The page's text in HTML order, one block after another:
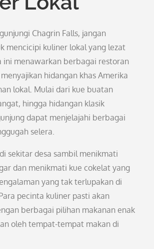
Chagrin Falls, jangan
mencicipi kuliner lokal yang lezat
ini menawarkan berbagai restoran
hidangan khas Amerika
lokal. Mulai dari kue buatan
hingga hidangan klasik
dapat menjelajahi berbagai
selera.
sekitar desa sambil menikmati
dan menikmati kue cokelat yang
yang tak terlupakan di
pecinta kuliner pasti akan
berbagai pilihan makanan enak
oleh tempat-tempat makan di